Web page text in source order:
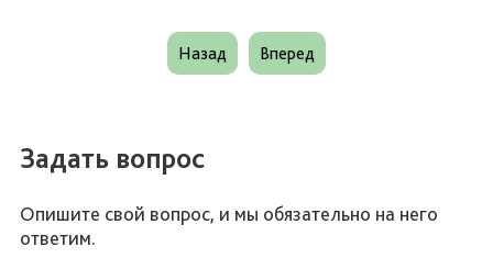
Назад Вперед
Задать вопрос
Опишите свой вопрос, и мы обязательно на него
ответим.